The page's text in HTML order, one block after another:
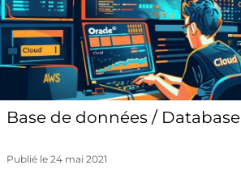
Base de données / Database
Publié le 24 mai 2021